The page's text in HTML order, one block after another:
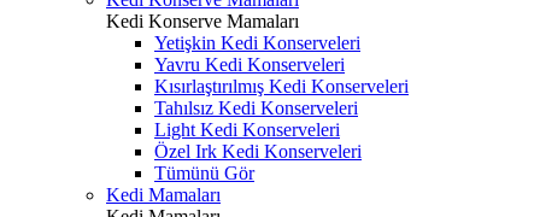
Kedi Konserve Mamaları
Yetişkin Kedi Konserveleri
Yavru Kedi Konserveleri
Kısırlaştırılmış Kedi Konserveleri
Tahılsız Kedi Konserveleri
Light Kedi Konserveleri
Özel Irk Kedi Konserveleri
Tümünü Gör
Kedi Mamaları